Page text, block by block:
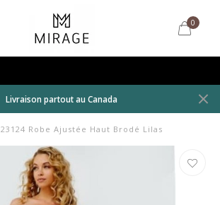
0
Livraison partout au Canada
23124 Robe Ajustée Haut Brodé Lilas